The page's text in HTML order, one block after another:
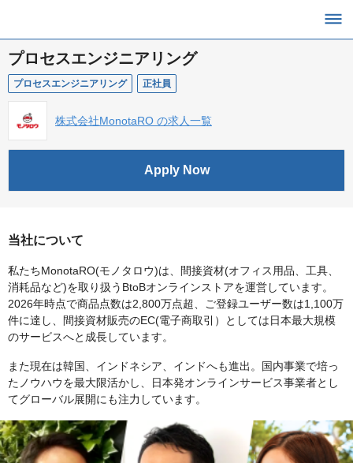
プロセスエンジニアリング
プロセスエンジニアリング 正社員
株式会社MonotaRO の求人一覧
Apply Now
当社について
私たちMonotaRO(モノタロウ)は、間接資材(オフィス用品、工具、
消耗品など)を取り扱うBtoBオンラインストアを運営しています。
2026年時点で商品点数は2,800万点超、ご登録ユーザー数は1,100万
件に達し、間接資材販売のEC(電子商取引）としては日本最大規模
のサービスへと成長しています。
また現在は韓国、インドネシア、インドへも進出。国内事業で培っ
たノウハウを最大限活かし、日本発オンラインサービス事業者とし
てグローバル展開にも注力しています。